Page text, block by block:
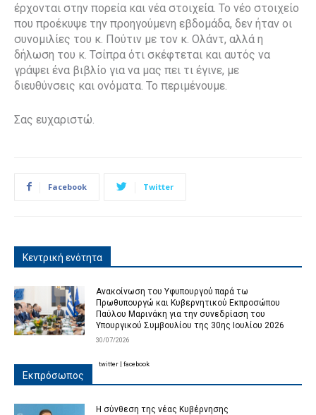
έρχονται στην πορεία και νέα στοιχεία. Το νέο στοιχείο
που προέκυψε την προηγούμενη εβδομάδα, δεν ήταν οι
συνομιλίες του κ. Πούτιν με τον κ. Ολάντ, αλλά η
δήλωση του κ. Τσίπρα ότι σκέφτεται και αυτός να
γράψει ένα βιβλίο για να μας πει τι έγινε, με
διευθύνσεις και ονόματα. Το περιμένουμε.
Σας ευχαριστώ.
Facebook Twitter
Κεντρική ενότητα
Ανακοίνωση του Υφυπουργού παρά τω
Πρωθυπουργώ και Κυβερνητικού Εκπροσώπου
Παύλου Μαρινάκη για την συνεδρίαση του
Υπουργικού Συμβουλίου της 30ης Ιουλίου 2026
30/07/2026
Εκπρόσωπος
Η σύνθεση της νέας Κυβέρνησης
twitter facebook